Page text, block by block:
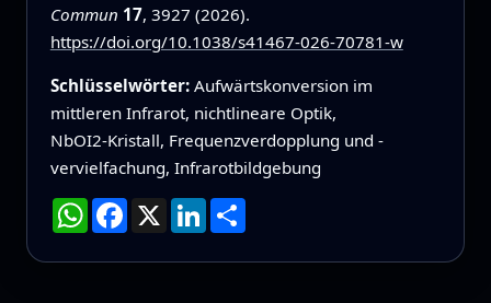
Commun 17, 3927 (2026).
https://doi.org/10.1038/s41467-026-70781-w
Schlüsselwörter: Aufwärtskonversion im
mittleren Infrarot, nichtlineare Optik,
NbOI2‑Kristall, Frequenzverdopplung und -
vervielfachung, Infrarotbildgebung
WhatsApp
Facebook
X LinkedInTeilen